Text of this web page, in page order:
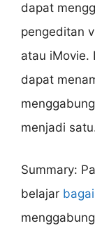
dapat
pengeditan
atau iMovie.
dapat
menjadi
Summary:
belajar